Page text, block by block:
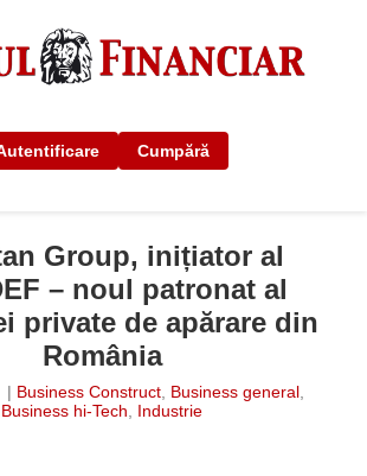
Cumpără
Group, inițiator al
– noul patronat al
private de apărare din
România
| Business Construct, Business general,
Business hi-Tech, Industrie